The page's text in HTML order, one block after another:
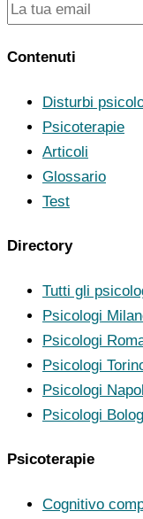
Contenuti
Disturbi
Psicoterapie
Articoli
Glossario
Test
Directory
Tutti gli
Psicologi
Psicologi
Psicologi
Psicologi
Psicologi
Psicoterapie
Cognitivo